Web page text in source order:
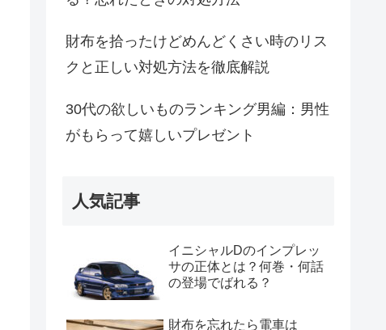
財布を拾ったけどめんどくさい時のリス
クと正しい対処方法を徹底解説
30代の欲しいものランキング男編：男性
がもらって嬉しいプレゼント
人気記事
イニシャルDのインプレッ
サの正体とは？何巻・何話
の登場でばれる？
財布を忘れたら電車は